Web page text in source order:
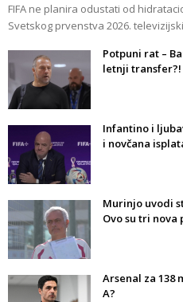
FIFA ne planira odustati od
Svetskog prvenstva 2026.
Potpuni rat –
letnji transfer?!
Infantino i
i novčana
Murinjo uvodi
Ovo su tri nova
Arsenal za 138
A?